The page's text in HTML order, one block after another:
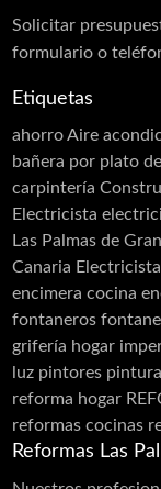
Solicitar
formulario o
Etiquetas
ahorro Aire
bañera por plato
carpintería
Electricista
Las Palmas de
Canaria
encimera cocina
fontaneros
grifería hogar
luz pintores pintura
reforma hogar
reformas cocinas
Reformas Las